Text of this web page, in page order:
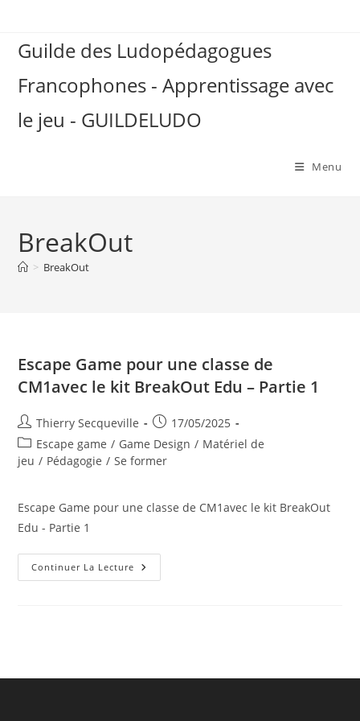
contentGuilde des Ludopédagogues
Francophones - Apprentissage avec
le jeu - GUILDELUDO
Menu
BreakOut
> BreakOut
Escape Game pour une classe de
CM1avec le kit BreakOut Edu – Partie 1
Auteur/autrice
de
la
publication :
Thierry Secqueville
Publication
publiée :
17/05/2025
Post
category:
Escape game / Game Design / Matériel de
jeu / Pédagogie / Se former
Escape Game pour une classe de CM1avec le kit BreakOut
Edu - Partie 1
Continuer La Lecture Escape
Game
Edu